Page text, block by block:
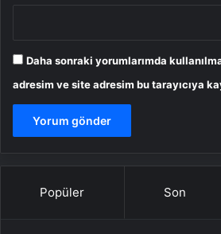
Daha sonraki yorumlarımda
adresim ve site adresim bu tarayıcıya
Popüler Son